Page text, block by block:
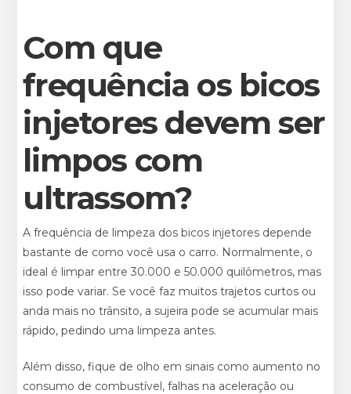
Com que
frequência os bicos
injetores devem ser
limpos com
ultrassom?
A frequência de limpeza dos bicos injetores depende
bastante de como você usa o carro. Normalmente, o
ideal é limpar entre 30.000 e 50.000 quilômetros, mas
isso pode variar. Se você faz muitos trajetos curtos ou
anda mais no trânsito, a sujeira pode se acumular mais
rápido, pedindo uma limpeza antes.
Além disso, fique de olho em sinais como aumento no
consumo de combustível, falhas na aceleração ou